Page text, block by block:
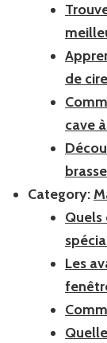
de
cave
Category:
Quels
Les